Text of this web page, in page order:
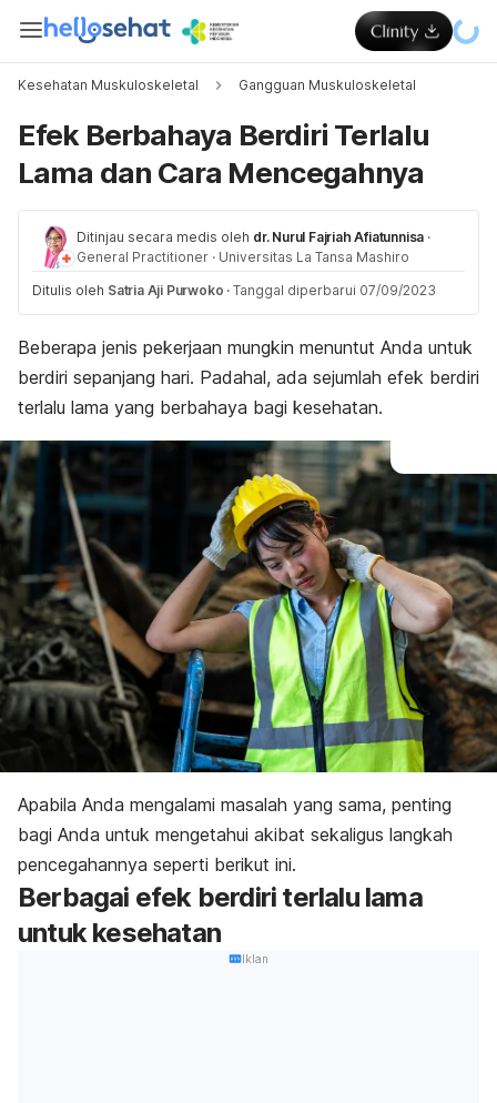
Kesehatan Muskuloskeletal Gangguan Muskuloskeletal
Efek Berbahaya Berdiri Terlalu
Lama dan Cara Mencegahnya
Ditinjau secara medis oleh dr. Nurul Fajriah Afiatunnisa ·
General Practitioner · Universitas La Tansa Mashiro
Ditulis oleh Satria Aji Purwoko · Tanggal diperbarui 07/09/2023
Beberapa jenis pekerjaan mungkin menuntut Anda untuk
berdiri sepanjang hari. Padahal, ada sejumlah efek berdiri
terlalu lama yang berbahaya bagi kesehatan.
Apabila Anda mengalami masalah yang sama, penting
bagi Anda untuk mengetahui akibat sekaligus langkah
pencegahannya seperti berikut ini.
Berbagai efek berdiri terlalu lama
untuk kesehatan
Iklan